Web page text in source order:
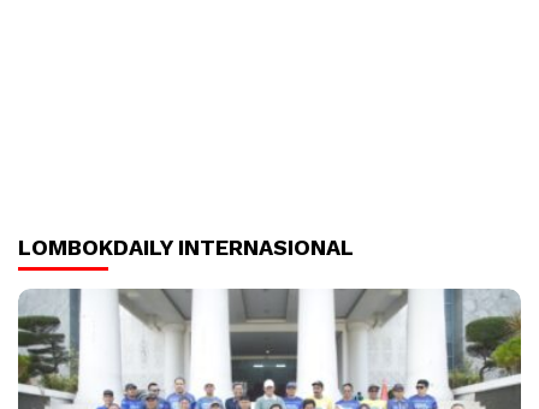
LOMBOKDAILY INTERNASIONAL